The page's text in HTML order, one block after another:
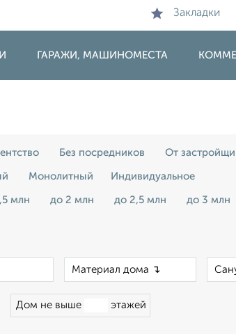
Закладки
ГАРАЖИ, МАШИНОМЕСТА
Без посредников От
Монолитный Индивидуальное
млн до 2 млн до 2,5 млн до 3 млн
Дом не выше этажей